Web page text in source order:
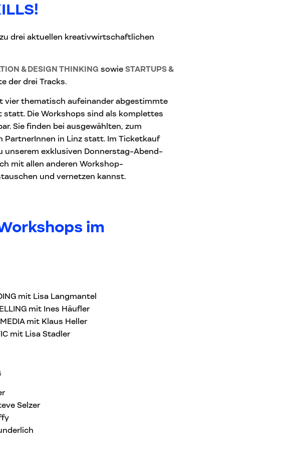
drei aktuellen kreativwirtschaftlichen
& DESIGN THINKING sowie STARTUPS &
der drei Tracks.
vier thematisch aufeinander abgestimmte
Die Workshops sind als komplettes
Sie finden bei ausgewählten, zum
PartnerInnen in Linz statt. Im Ticketkauf
exklusiven Donnerstag-Abend-
mit allen anderen Workshop-
und vernetzen kannst.
im
mit Lisa Langmantel
mit Ines Häufler
mit Klaus Heller
mit Lisa Stadler
Selzer